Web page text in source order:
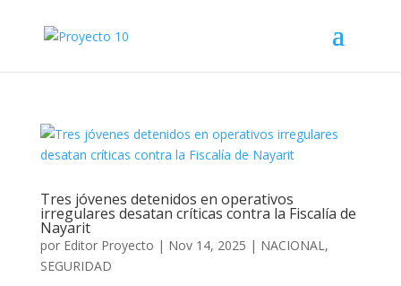
Tres jóvenes detenidos en operativos
irregulares desatan críticas contra la Fiscalía de
Nayarit
por Editor Proyecto | Nov 14, 2025 | NACIONAL,
SEGURIDAD